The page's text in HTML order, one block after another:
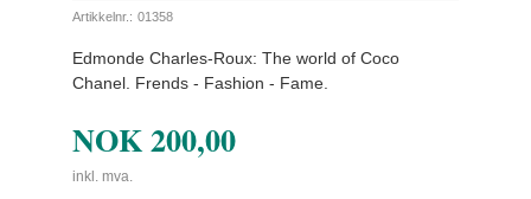
Artikkelnr.: 01358
Edmonde Charles-Roux: The world of Coco
Chanel. Frends - Fashion - Fame.
NOK200,00
inkl. mva.